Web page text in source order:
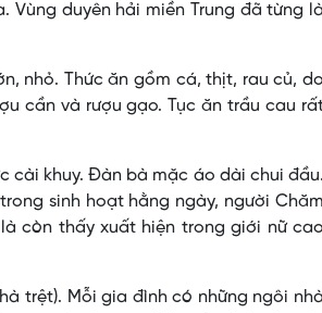
duyên hải miền Trung đã từng là
nhỏ. Thức ăn gồm cá, thịt, rau củ, do
cần và rượu gạo. Tục ăn trầu cau
cài khuy. Ðàn bà mặc áo dài chui đầu.
sinh hoạt hằng ngày, người Chăm
còn thấy xuất hiện trong giới nữ cao
trệt). Mỗi gia đình có những ngôi nhà